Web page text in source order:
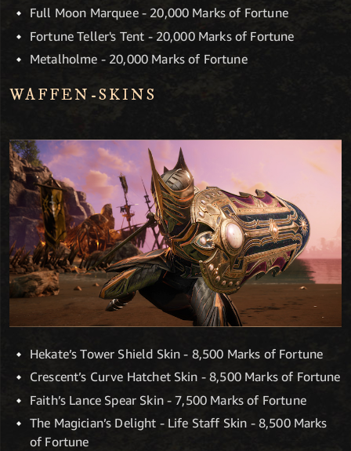
Full Moon Marquee - 20,000 Marks of Fortune
Fortune Teller's Tent - 20,000 Marks of Fortune
Metalholme - 20,000 Marks of Fortune
WAFFEN-SKINS
Hekate’s Tower Shield Skin - 8,500 Marks of Fortune
Crescent’s Curve Hatchet Skin - 8,500 Marks of Fortune
Faith’s Lance Spear Skin - 7,500 Marks of Fortune
The Magician’s Delight - Life Staff Skin - 8,500 Marks
of Fortune